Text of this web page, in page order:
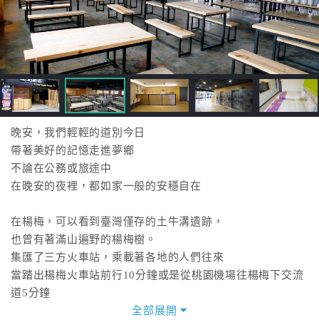
直
接
跟
飯
店
訂
房
HOT
色
民
宿
晚安，我們輕輕的道別今日
帶著美好的記憶走進夢鄉
不論在公務或旅途中
在晚安的夜裡，都如家一般的安穩自在
在楊梅，可以看到臺灣僅存的土牛溝遺跡，
也曾有著滿山遍野的楊梅樹。
集匯了三方火車站，乘載著各地的人們往來
當踏出楊梅火車站前行10分鐘或是從桃園機場往楊梅下交流
道5分鐘
全部展開